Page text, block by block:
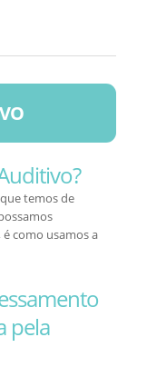
temos de
como usamos a
pela